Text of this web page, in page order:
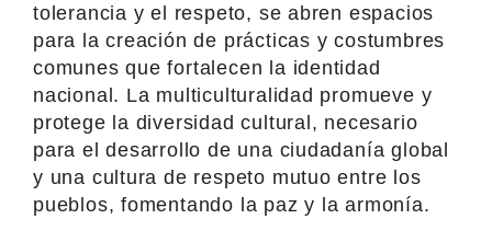
tolerancia y el respeto, se abren espacios
para la creación de prácticas y costumbres
comunes que fortalecen la identidad
nacional. La multiculturalidad promueve y
protege la diversidad cultural, necesario
para el desarrollo de una ciudadanía global
y una cultura de respeto mutuo entre los
pueblos, fomentando la paz y la armonía.